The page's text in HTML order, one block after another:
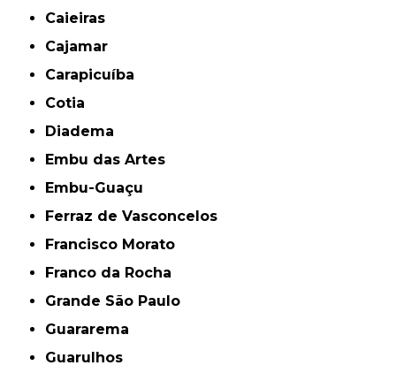
Caieiras
Cajamar
Carapicuíba
Cotia
Diadema
Embu das Artes
Embu-Guaçu
Ferraz de Vasconcelos
Francisco Morato
Franco da Rocha
Grande São Paulo
Guararema
Guarulhos